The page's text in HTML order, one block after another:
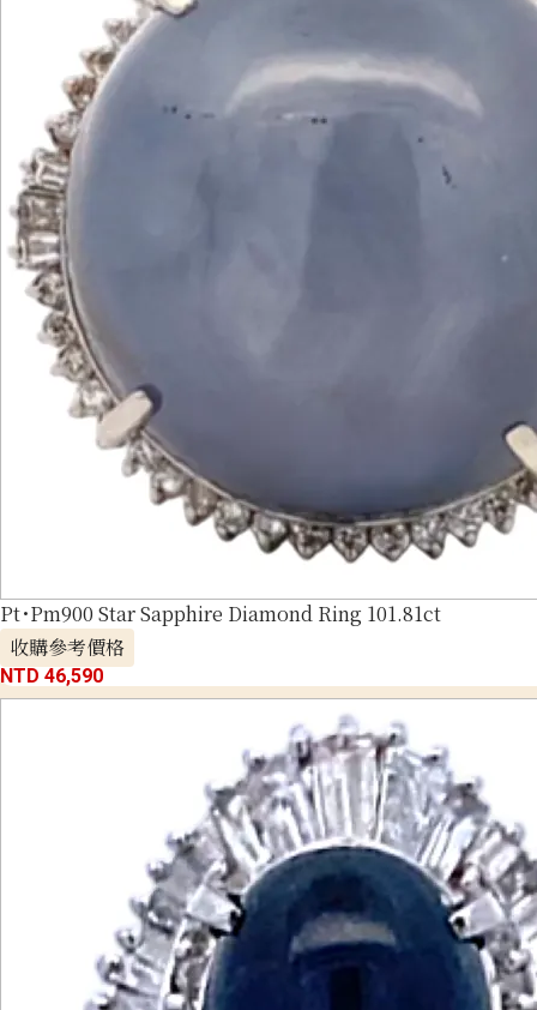
Pt･Pm900 Star Sapphire Diamond Ring 101.81ct
收購參考價格
NTD 46,590